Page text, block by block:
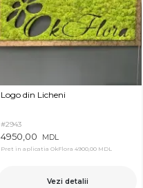
Logo din Licheni
#2943
4950,00 MDL
Pret in aplicatia OkFlora 4900,00 MDL
Vezi detalii